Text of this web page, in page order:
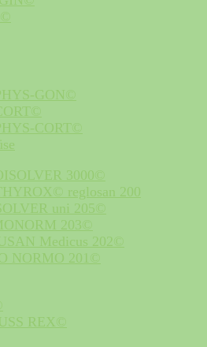
GON©
CORT©
3000©
reglosan 200
uni 205©
203©
Medicus 202©
NORMO 201©
REX©